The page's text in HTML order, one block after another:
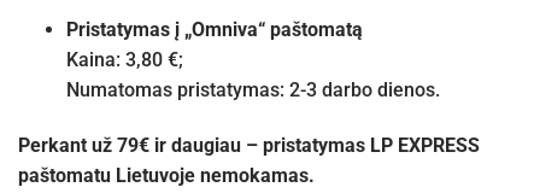
Pristatymas į „Omniva“ paštomatą
Kaina: 3,80 €;
Numatomas pristatymas: 2-3 darbo dienos.
Perkant už 79€ ir daugiau – pristatymas LP EXPRESS
paštomatu Lietuvoje nemokamas.